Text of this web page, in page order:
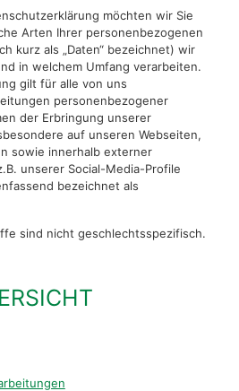
möchten wir Sie
Arten Ihrer personenbezogenen
kurz als „Daten“ bezeichnet) wir
in welchem Umfang verarbeiten.
gilt für alle von uns
personenbezogener
der Erbringung unserer
auf unseren Webseiten,
sowie innerhalb externer
unserer Social-Media-Profile
bezeichnet als
sind nicht geschlechtsspezifisch.